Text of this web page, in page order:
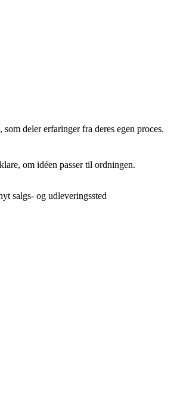
deler erfaringer fra deres egen proces.
om idéen passer til ordningen.
salgs- og udleveringssted